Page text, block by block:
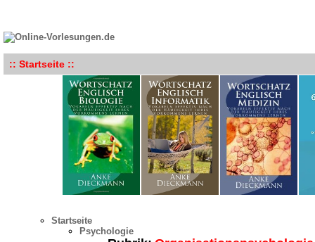
:: Startseite ::
Startseite
Psychologie